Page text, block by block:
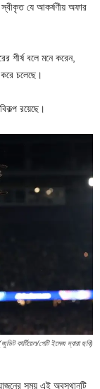
যে আকর্ষণীয় অফার
শীর্ষ বলে মনে করেন,
চলেছে।
রয়েছে।
কার্টিয়েল/গেটি ইমেজ দ্বারা ছবি)
সময় এই অবস্থানটি